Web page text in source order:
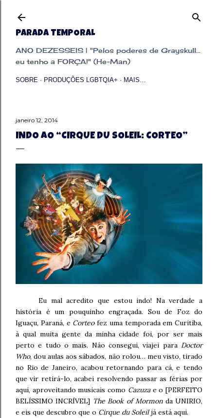
PARADA TEMPORAL
ANO DEZESSEIS | "Pelos poderes de Grayskull...
eu tenho a FORÇA!" (He-Man)
SOBRE PRODUÇÕES LGBTQIA+ MAIS…
janeiro 12, 2014
INDO AO “CIRQUE DU SOLEIL: CORTEO”
Eu mal acredito que estou indo! Na verdade a
história é um pouquinho engraçada. Sou de Foz do
Iguaçu, Paraná, e Corteofez uma temporada em Curitiba,
à qual muita gente da minha cidade foi, por ser mais
perto e tudo o mais. Não consegui, viajei para Doctor
Who, dou aulas aos sábados, não rolou… meu visto, tirado
no Rio de Janeiro, acabou retornando para cá, e tendo
que vir retirá-lo, acabei resolvendo passar as férias por
aqui, aproveitando musicais como Cazuzae o [PERFEITO
BELÍSSIMO INCRÍVEL] The Book of Mormon da UNIRIO,
e eis que descubro que o Cirque du Soleiljá está aqui.